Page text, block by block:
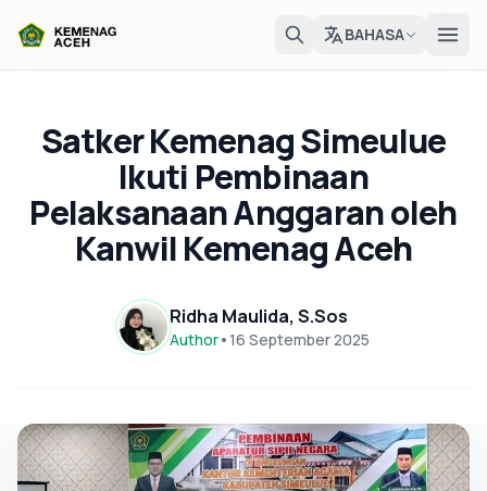
BAHASA
Satker Kemenag Simeulue
Ikuti Pembinaan
Pelaksanaan Anggaran oleh
Kanwil Kemenag Aceh
Ridha Maulida, S.Sos
Author•16 September 2025